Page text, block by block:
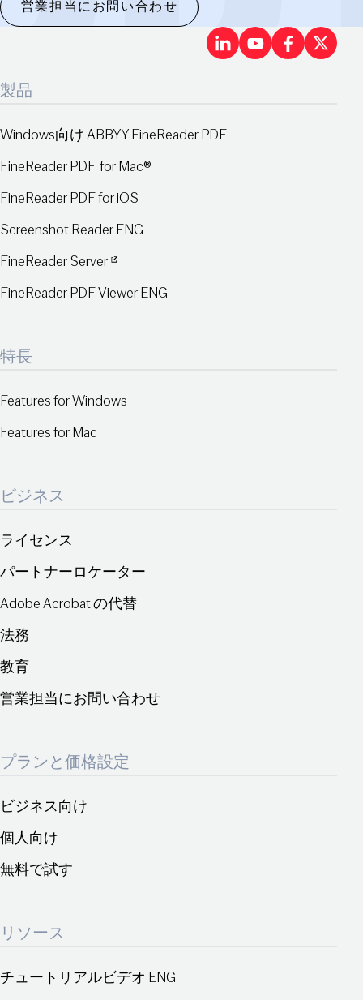
営業担当にお問い合わせ
LinkedInX
製品
Windows向け ABBYY FineReader PDF
FineReader PDF for Mac®
FineReader PDF for iOS
Screenshot Reader ENG
FineReader Server
FineReader PDF Viewer ENG
特長
Features for Windows
Features for Mac
ビジネス
ライセンス
パートナーロケーター
Adobe Acrobat の代替
法務
教育
営業担当にお問い合わせ
プランと価格設定
ビジネス向け
個人向け
無料で試す
リソース
チュートリアルビデオ ENG